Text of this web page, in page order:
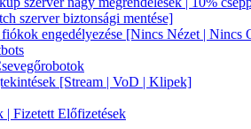
szerver biztonsági mentése]
fiókok engedélyezése [Nincs Nézet | Nincs
[Stream | VoD | Klipek]
| Fizetett Előfizetések